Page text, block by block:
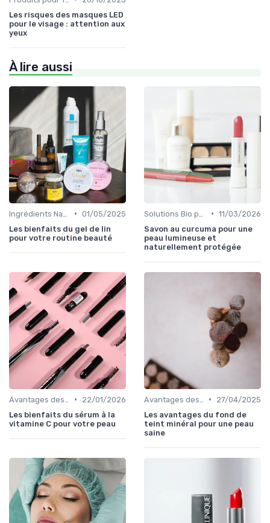
Les risques des masques LED
pour le visage : attention aux
yeux
À lire aussi
• 01/05/2025
Les bienfaits du gel de lin
pour votre routine beauté
• 11/03/2026
Savon au curcuma pour une
peau lumineuse et
naturellement protégée
•
22/01/2026
Les bienfaits du sérum à la
vitamine C pour votre peau
•
27/04/2025
Les avantages du fond de
teint minéral pour une peau
saine